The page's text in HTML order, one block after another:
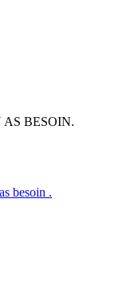
BESOIN.
besoin .